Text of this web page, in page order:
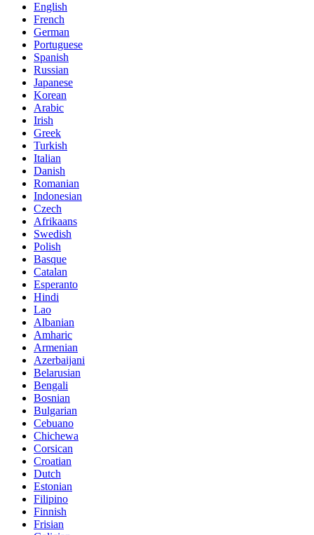
English
French
German
Portuguese
Spanish
Russian
Japanese
Korean
Arabic
Irish
Greek
Turkish
Italian
Danish
Romanian
Indonesian
Czech
Afrikaans
Swedish
Polish
Basque
Catalan
Esperanto
Hindi
Lao
Albanian
Amharic
Armenian
Azerbaijani
Belarusian
Bengali
Bosnian
Bulgarian
Cebuano
Chichewa
Corsican
Croatian
Dutch
Estonian
Filipino
Finnish
Frisian